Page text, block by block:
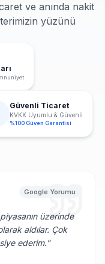
ve anında nakit
yüzünü
Güvenli Ticaret
KVKK Uyumlu & Güvenli
%100 Güven Garantisi
Google Yorumu
üzerinde
aldılar. Çok
ederim."